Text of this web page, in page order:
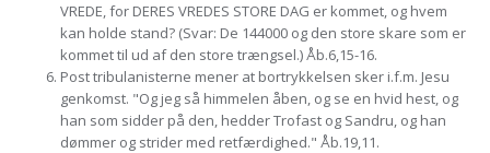
VREDE, for DERES VREDES STORE DAG er kommet, og hvem
kan holde stand? (Svar: De 144000 og den store skare som er
kommet til ud af den store trængsel.) Åb.6,15-16.
Post tribulanisterne mener at bortrykkelsen sker i.f.m. Jesu
genkomst. "Og jeg så himmelen åben, og se en hvid hest, og
han som sidder på den, hedder Trofast og Sandru, og han
dømmer og strider med retfærdighed." Åb.19,11.